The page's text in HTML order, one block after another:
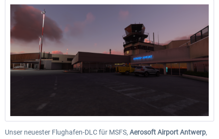
Unser neuester Flughafen-DLC für MSFS, Aerosoft Airport Antwerp,